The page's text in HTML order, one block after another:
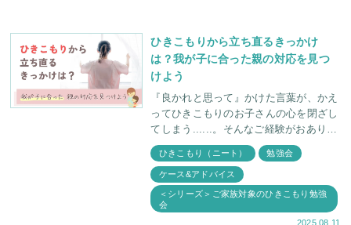
ひきこもりから立ち直るきっかけ
は？我が子に合った親の対応を見つ
けよう
『良かれと思って』かけた言葉が、かえ
ってひきこもりのお子さんの心を閉ざし
てしまう......。そんなご経験がおありで
はないでしょうか。 うまくいかない理
由としては、 お子さんにあった対
ひきこもり（ニート） 勉強会
ケース&アドバイス
＜シリーズ＞ご家族対象のひきこもり勉強
会
2025.08.11